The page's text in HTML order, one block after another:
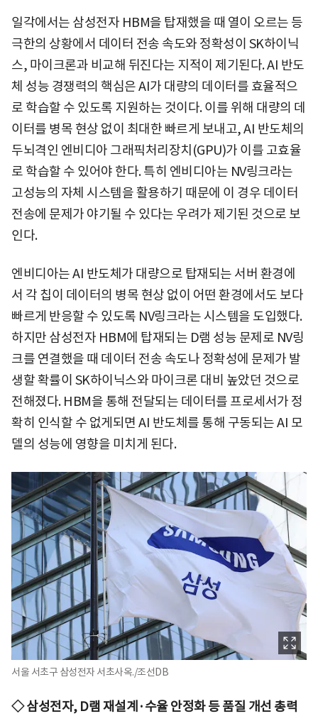
일각에서는 삼성전자 HBM을 탑재했을 때 열이 오르는 등
극한의 상황에서 데이터 전송 속도와 정확성이 SK하이닉
스, 마이크론과 비교해 뒤진다는 지적이 제기된다. AI 반도
체 성능 경쟁력의 핵심은 AI가 대량의 데이터를 효율적으
로 학습할 수 있도록 지원하는 것이다. 이를 위해 대량의 데
이터를 병목 현상 없이 최대한 빠르게 보내고, AI 반도체의
두뇌격인 엔비디아 그래픽처리장치(GPU)가 이를 고효율
로 학습할 수 있어야 한다. 특히 엔비디아는 NV링크라는
고성능의 자체 시스템을 활용하기 때문에 이 경우 데이터
전송에 문제가 야기될 수 있다는 우려가 제기된 것으로 보
인다.
엔비디아는 AI 반도체가 대량으로 탑재되는 서버 환경에
서 각 칩이 데이터의 병목 현상 없이 어떤 환경에서도 보다
빠르게 반응할 수 있도록 NV링크라는 시스템을 도입했다.
하지만 삼성전자 HBM에 탑재되는 D램 성능 문제로 NV링
크를 연결했을 때 데이터 전송 속도나 정확성에 문제가 발
생할 확률이 SK하이닉스와 마이크론 대비 높았던 것으로
전해졌다. HBM을 통해 전달되는 데이터를 프로세서가 정
확히 인식할 수 없게되면 AI 반도체를 통해 구동되는 AI 모
델의 성능에 영향을 미치게 된다.
서울 서초구 삼성전자 서초사옥./조선DB
◇ 삼성전자, D램 재설계·수율 안정화 등 품질 개선 총력